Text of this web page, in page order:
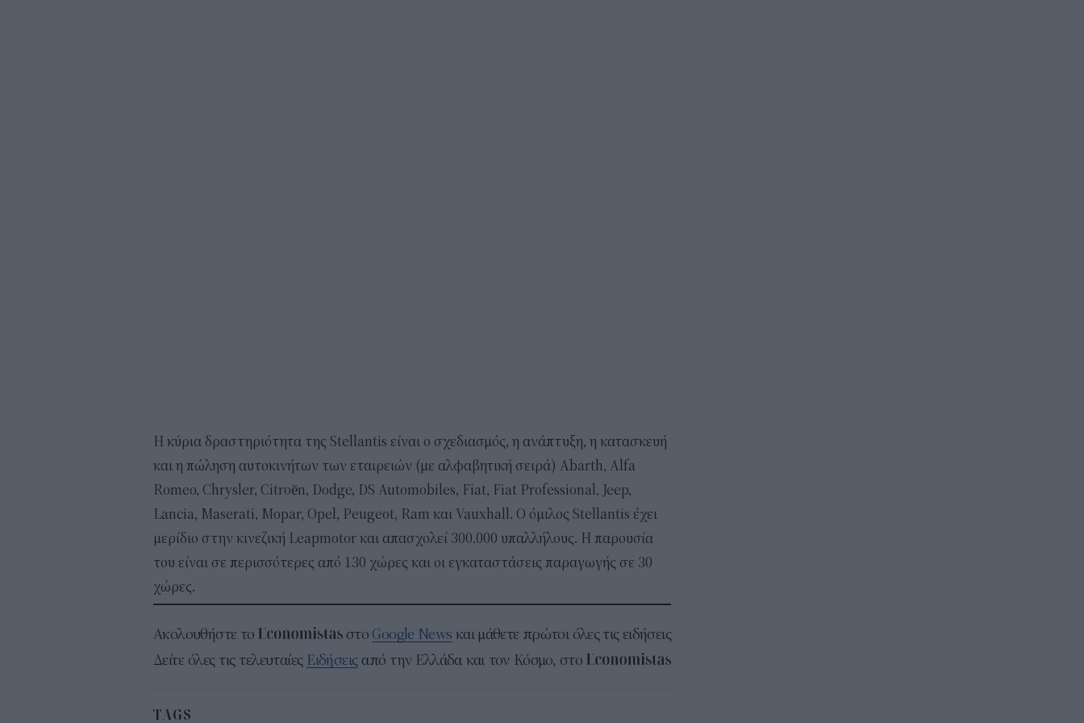
Η κύρια δραστηριότητα της Stellantis είναι ο σχεδιασμός, η ανάπτυξη, η κατασκευή
και η πώληση αυτοκινήτων των εταιρειών (με αλφαβητική σειρά) Abarth, Alfa
Romeo, Chrysler, Citroën, Dodge, DS Automobiles, Fiat, Fiat Professional, Jeep,
Lancia, Maserati, Mopar, Opel, Peugeot, Ram και Vauxhall. Ο όμιλος Stellantis έχει
μερίδιο στην κινεζική Leapmotor και απασχολεί 300.000 υπαλλήλους. Η παρουσία
του είναι σε περισσότερες από 130 χώρες και οι εγκαταστάσεις παραγωγής σε 30
χώρες.
Ακολουθήστε το στο Google News και μάθετε πρώτοι όλες τις ειδήσεις
Δείτε όλες τις τελευταίες Ειδήσειςαπό την Ελλάδα και τον Κόσμο, στο
TAGS